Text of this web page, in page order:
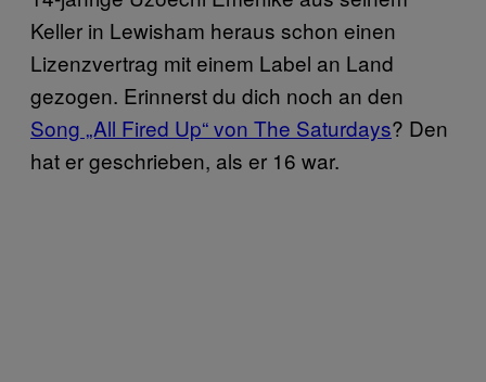
Keller in Lewisham heraus schon einen
Lizenzvertrag mit einem Label an Land
gezogen. Erinnerst du dich noch an den
Song „All Fired Up“ von The Saturdays? Den
hat er geschrieben, als er 16 war.